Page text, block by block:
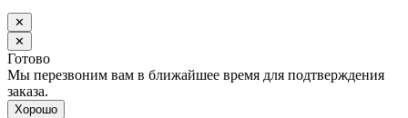
✕
✕
Готово
Мы перезвоним вам в ближайшее время для подтверждения
заказа.
Хорошо